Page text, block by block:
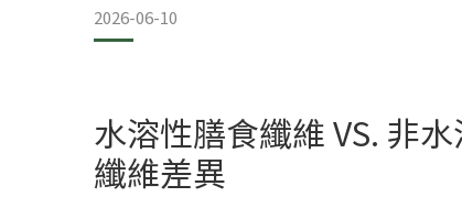
2026-06-10
水溶性膳食纖維 VS. 非
纖維差異